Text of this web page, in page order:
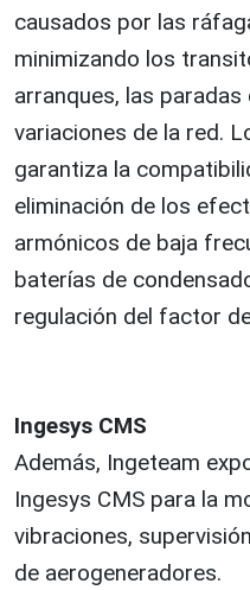
causados por las
minimizando los
arranques, las
variaciones de la red.
garantiza la
eliminación de los
armónicos de baja
baterías de
regulación del factor
Ingesys CMS
Además, Ingeteam
Ingesys CMS para la
vibraciones,
de aerogeneradores.